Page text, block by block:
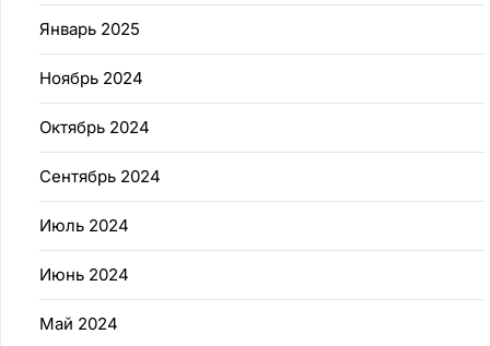
Январь 2025
Ноябрь 2024
Октябрь 2024
Сентябрь 2024
Июль 2024
Июнь 2024
Май 2024